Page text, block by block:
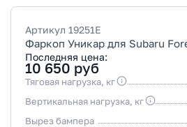
Артикул 19251E
Фаркоп Уникар для Subaru
Последняя цена:
10 650 руб
Тяговая нагрузка, кг
Вертикальная нагрузка, кг
Вырез бампера